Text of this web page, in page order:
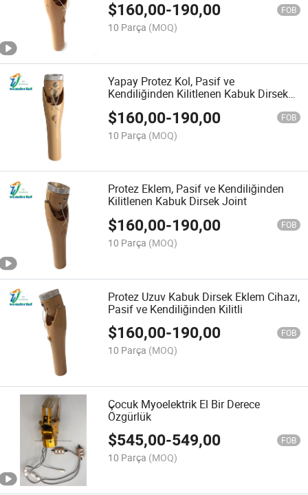
$160,00-190,00 FOB
10 Parça (MOQ)
Yapay Protez Kol, Pasif ve
Kendiliğinden Kilitlenen Kabuk Dirsek
$160,00-190,00 FOB
10 Parça (MOQ)
Protez Eklem, Pasif ve Kendiliğinden
Kilitlenen Kabuk Dirsek Joint
$160,00-190,00 FOB
10 Parça (MOQ)
Protez Uzuv Kabuk Dirsek Eklem Cihazı,
Pasif ve Kendiliğinden Kilitli
$160,00-190,00 FOB
10 Parça (MOQ)
Çocuk Myoelektrik El Bir Derece
Özgürlük
$545,00-549,00 FOB
10 Parça (MOQ)